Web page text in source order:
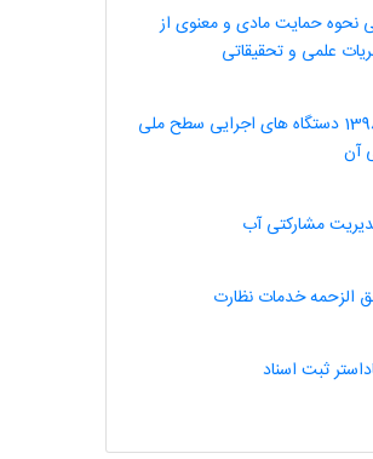
نحوه حمایت مادی و معنوی از
علمی و تحقیقاتی
ارزیابی عملکرد سال 1398 دستگاه های اجرایی سطح ملی
آن
مشارکتی آب
الزحمه خدمات نظارت
ثبت اسناد